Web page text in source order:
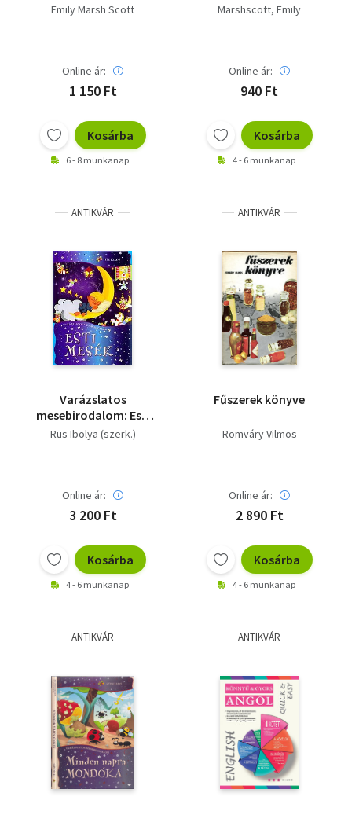
Emily Marsh Scott
Online ár:
1 150 Ft
Kosárba
6 - 8 munkanap
Marshscott, Emily
Online ár:
940 Ft
Kosárba
4 - 6 munkanap
ANTIKVÁR
Varázslatos
mesebirodalom: Esti
mesék
Rus Ibolya (szerk.)
Online ár:
3 200 Ft
Kosárba
4 - 6 munkanap
ANTIKVÁR
Fűszerek könyve
Romváry Vilmos
Online ár:
2 890 Ft
Kosárba
4 - 6 munkanap
ANTIKVÁR ANTIKVÁR